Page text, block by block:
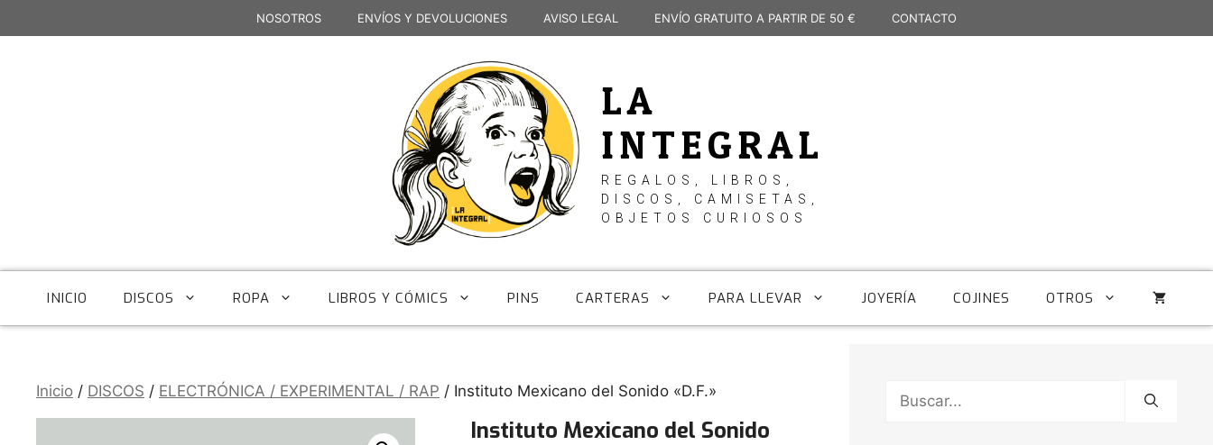
al
NOSOTROS ENVÍOS Y DEVOLUCIONES AVISO LEGAL ENVÍO GRATUITO A PARTIR DE 50 € CONTACTO
LA
INTEGRAL
REGALOS, LIBROS,
DISCOS, CAMISETAS,
OBJETOS CURIOSOS
INICIO DISCOS ROPA LIBROS Y CÓMICS PINS CARTERAS PARA LLEVAR JOYERÍA COJINES OTROS
Inicio / DISCOS / ELECTRÓNICA / EXPERIMENTAL / RAP / Instituto Mexicano del Sonido «D.F.»
Instituto Mexicano del Sonido
Buscar: